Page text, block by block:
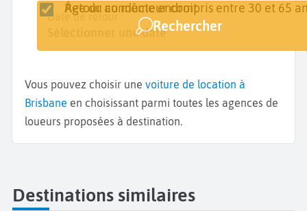
Lieu de retrait
Date de retrait
Sélectionner une date
Date de retour
Sélectionner une date
Retour au même endroit
Âge du conducteur compris entre 30 et 65
Rechercher
Vous pouvez choisir une voiture de location à
Brisbane en choisissant parmi toutes les agences de
loueurs proposées à destination.
Destinations similaires